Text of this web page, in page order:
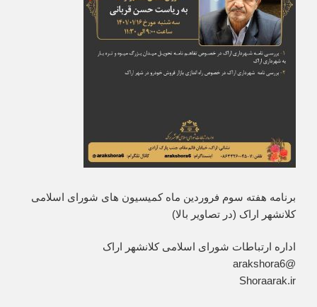
برنامه هفته سوم فروردین ماه کمیسیون های شورای اسلامی
کلانشهر اراک (در تصاویر بالا)
اداره ارتباطات شورای اسلامی کلانشهر اراک
@arakshora6
Shoraarak.ir